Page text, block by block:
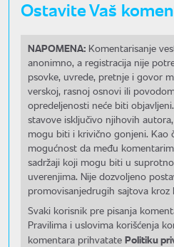
Ostavite Vaš
NAPOMENA: Komentarisanje
anonimno, a registracija nije
psovke, uvrede, pretnje i govor
verskoj, rasnoj osnovi ili
opredeljenosti neće biti
stavove isključivo njihovih
mogu biti i krivično gonjeni. Kao
mogućnost da među
sadržaji koji mogu biti u
uverenjima. Nije dozvoljeno
promovisanjedrugih sajtova kroz
Svaki korisnik pre pisanja
Pravilima i uslovima korišćenja
komentara prihvatate Politiku